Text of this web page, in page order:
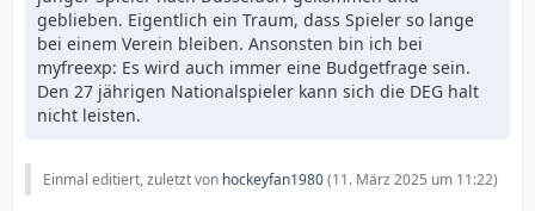
geblieben. Eigentlich ein Traum, dass Spieler so lange
bei einem Verein bleiben. Ansonsten bin ich bei
myfreexp: Es wird auch immer eine Budgetfrage sein.
Den 27 jährigen Nationalspieler kann sich die DEG halt
nicht leisten.
Einmal editiert, zuletzt von hockeyfan1980(11. März 2025 um 11:22)